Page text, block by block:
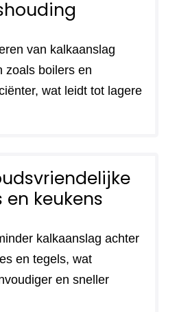
van kalkaanslag
zoals boilers en
wat leidt tot lagere
keukens
kalkaanslag achter
en tegels, wat
en sneller